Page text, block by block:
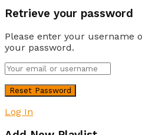
Retrieve your password
Please enter your username
your password.
Log In